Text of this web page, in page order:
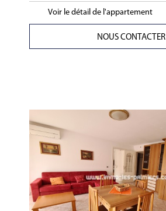
Voir le détail de l'appartement
NOUS CONTACTER